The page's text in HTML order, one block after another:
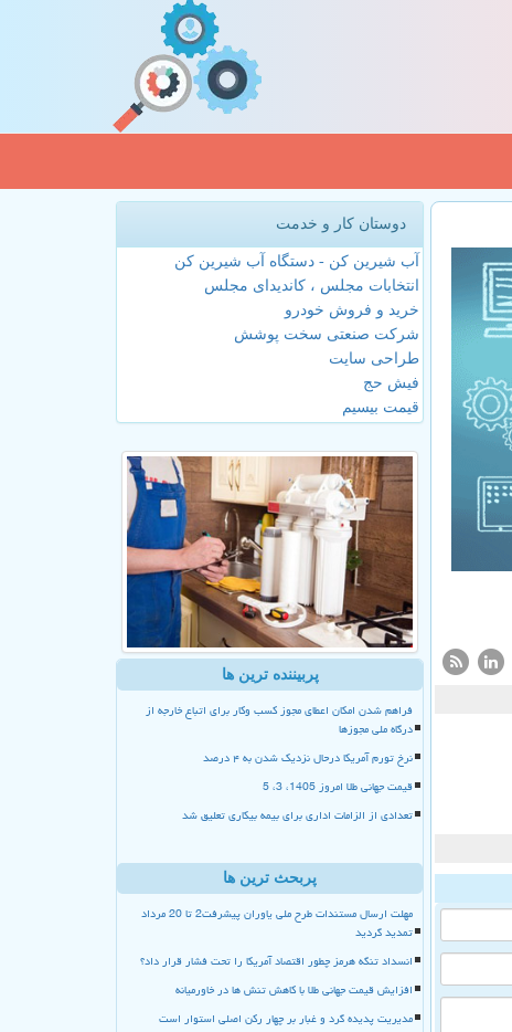
دوستان کار و خدمت
آب شیرین کن - دستگاه آب شیرین کن
انتخابات مجلس ، کاندیدای مجلس
خرید و فروش خودرو
شرکت صنعتی سخت پوشش
طراحی سایت
فیش حج
قیمت بیسیم
پربیننده ترین ها
فراهم شدن امکان اعطای مجوز کسب وکار برای اتباع خارجه از
درگاه ملی مجوزها
نرخ تورم آمریکا درحال نزدیک شدن به ۴ درصد
قیمت جهانی طلا امروز 1405، 3، 5
تعدادی از الزامات اداری برای بیمه بیکاری تعلیق شد
پربحث ترین ها
مهلت ارسال مستندات طرح ملی یاوران پیشرفت2 تا 20 مرداد
تمدید گردید
انسداد تنگه هرمز چطور اقتصاد آمریکا را تحت فشار قرار داد؟
افزایش قیمت جهانی طلا با کاهش تنش ها در خاورمیانه
مدیریت پدیده گرد و غبار بر چهار رکن اصلی استوار است